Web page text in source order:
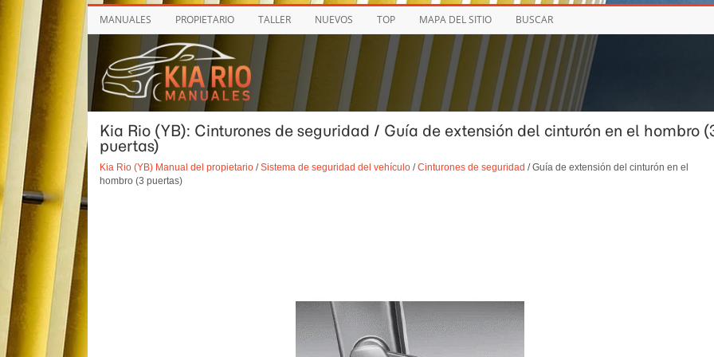
MANUALES PROPIETARIO TALLER NUEVOS TOP MAPA DEL SITIO BUSCAR
Kia Rio (YB): Cinturones de seguridad / Guía de extensión del cinturón en el hombro
puertas)
Kia Rio (YB) Manual del propietario/Sistema de seguridad del vehículo/Cinturones de seguridad / Guía de extensión del cinturón en el
hombro (3 puertas)